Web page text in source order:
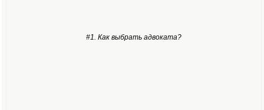
#1. Как выбрать адвоката?